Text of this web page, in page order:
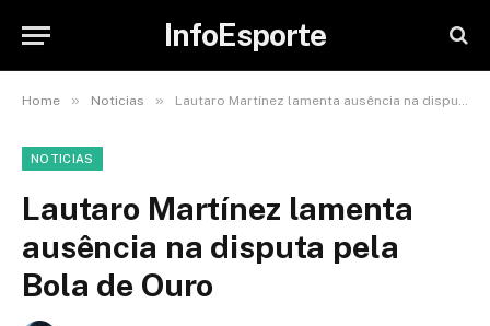
InfoEsporte
Home » Noticias » Lautaro Martínez lamenta ausência na disputa pela Bola de Ouro
NOTICIAS
Lautaro Martínez lamenta
ausência na disputa pela
Bola de Ouro